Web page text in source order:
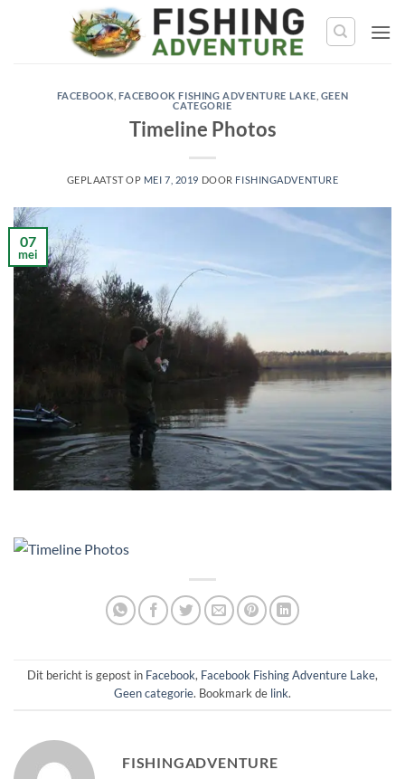
FACEBOOK ,FACEBOOK FISHING ADVENTURE LAKE GEEN
CATEGORIE
Timeline Photos
GEPLAATST OP MEI 7, 2019 DOOR FISHINGADVENTURE
07
mei
Dit bericht is gepost in Facebook, Facebook Fishing Adventure Lake,
Geen categorie. Bookmark de link.
FISHINGADVENTURE